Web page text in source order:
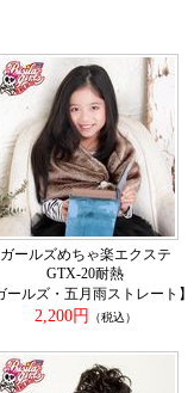
ガールズめちゃ楽エクステ
GTX-20耐熱
ールズ・五月雨ストレート】
2,200円
（税込）